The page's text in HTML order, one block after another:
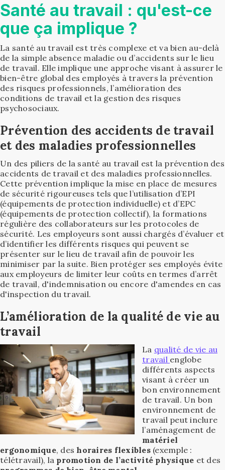
Santé au travail : qu'est-ce
que ça implique ?
La santé au travail est très complexe et va bien au-delà
de la simple absence maladie ou d’accidents sur le lieu
de travail. Elle implique une approche visant à assurer le
bien-être global des employés à travers la prévention
des risques professionnels, l’amélioration des
conditions de travail et la gestion des risques
psychosociaux.
Prévention des accidents de travail
et des maladies professionnelles
Un des piliers de la santé au travail est la prévention des
accidents de travail et des maladies professionnelles.
Cette prévention implique la mise en place de mesures
de sécurité rigoureuses tels que l’utilisation d’EPI
(équipements de protection individuelle) et d’EPC
(équipements de protection collectif), la formations
régulière des collaborateurs sur les protocoles de
sécurité. Les employeurs sont aussi chargés d’évaluer et
d’identifier les différents risques qui peuvent se
présenter sur le lieu de travail afin de pouvoir les
minimiser par la suite. Bien protéger ses employés évite
aux employeurs de limiter leur coûts en termes d’arrêt
de travail, d'indemnisation ou encore d'amendes en cas
d'inspection du travail.
L’amélioration de la qualité de vie au
travail
La qualité de vie au
travail englobe
différents aspects
visant à créer un
bon environnement
de travail. Un bon
environnement de
travail peut inclure
l’aménagement de
matériel
ergonomique, des horaires flexibles(exemple :
télétravail), la promotion de l’activité physique et des